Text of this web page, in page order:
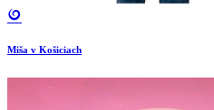
Miša v Košiciach